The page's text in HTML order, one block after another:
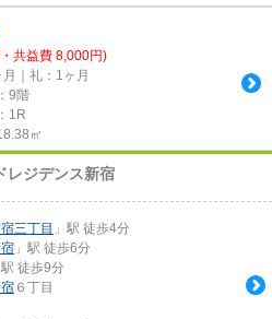
共益費 8,000円)
｜礼：1ヶ月
9階
1R
㎡
レジデンス新宿
三丁目 」駅 徒歩4分
」駅 徒歩6分
駅 徒歩9分
６丁目